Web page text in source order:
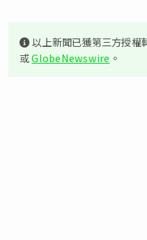
以上新聞已獲第三方授權
或GlobeNewswire 。